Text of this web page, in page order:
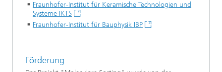
Fraunhofer-Institut für Keramische Technologien und
Systeme IKTS
Fraunhofer-Institut für Bauphysik IBP
Förderung